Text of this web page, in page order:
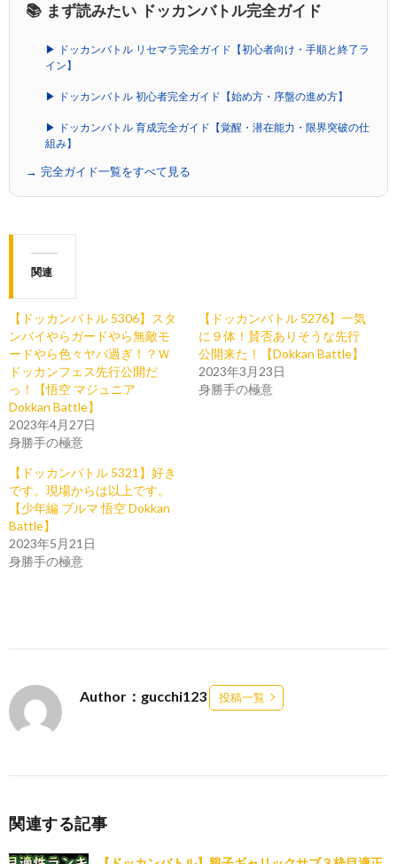
📚 まず読みたい ドッカンバトル完全ガイド
▶ ドッカンバトル リセマラ完全ガイド【初心者向け・手順と終了ラ
イン】
▶ ドッカンバトル 初心者完全ガイド【始め方・序盤の進め方】
▶ ドッカンバトル 育成完全ガイド【覚醒・潜在能力・限界突破の仕
組み】
→ 完全ガイド一覧をすべて見る
関連
【ドッカンバトル 5306】スタ
ンバイやらガードやら無敵モ
ードやら色々ヤバ過ぎ！？Ｗ
ドッカンフェス先行公開だ
っ！【悟空 マジュニア
Dokkan Battle】
2023年4月27日
身勝手の極意
【ドッカンバトル 5276】一気
に９体！賛否ありそうな先行
公開来た！【Dokkan Battle】
2023年3月23日
身勝手の極意
【ドッカンバトル 5321】好き
です。現場からは以上です。
【少年編 ブルマ 悟空 Dokkan
Battle】
2023年5月21日
身勝手の極意
Author：gucchi123 投稿一覧
関連する記事